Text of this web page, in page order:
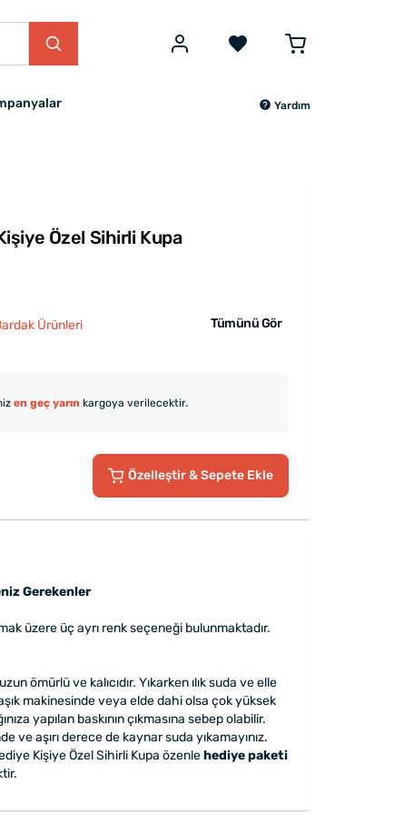
Yardım
Özel Sihirli Kupa
Ürünleri Tümünü Gör
en geç yarın kargoya verilecektir.
Özelleştir& Sepete Ekle
Gerekenler
üzere üç ayrı renk seçeneği bulunmaktadır.
ömürlü ve kalıcıdır. Yıkarken ılık suda ve elle
makinesinde veya elde dahi olsa çok yüksek
yapılan baskının çıkmasına sebep olabilir.
ve aşırı derece de kaynar suda yıkamayınız.
Kişiye Özel Sihirli Kupa özenlehediye paketi